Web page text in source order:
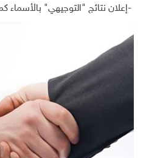
-إعلان نتائج "التوجيهي" بالأسماء